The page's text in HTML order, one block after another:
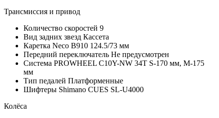
Трансмиссия и привод
Количество скоростей 9
Вид задних звезд Кассета
Каретка Neco B910 124.5/73 мм
Передний переключатель Не предусмотрен
Система PROWHEEL C10Y-NW 34T S-170 мм, M-175
мм
Тип педалей Платформенные
Шифтеры Shimano CUES SL-U4000
Колёса